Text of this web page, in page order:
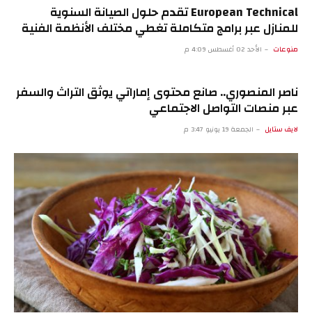
European Technical تقدم حلول الصيانة السنوية
للمنازل عبر برامج متكاملة تغطي مختلف الأنظمة الفنية
منوعات الأحد 02 أغسطس 4:09 م
ناصر المنصوري.. صانع محتوى إماراتي يوثق التراث والسفر
عبر منصات التواصل الاجتماعي
لايف ستايل الجمعة 19 يونيو 3:47 م